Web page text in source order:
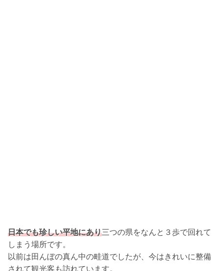
日本でも珍しい平地にあり三つの県をなんと３歩で回れて
しまう場所です。
以前は田んぼの真ん中の畦道でしたが、今はきれいに整備
されて観光客も訪れています。